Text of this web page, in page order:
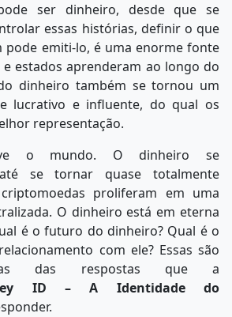
ser dinheiro, desde que se
essas histórias, definir o que
pode emiti-lo, é uma enorme fonte
estados aprenderam ao longo do
dinheiro também se tornou um
lucrativo e influente, do qual os
representação.
o mundo. O dinheiro se
até se tornar quase totalmente
proliferam em uma
O dinheiro está em eterna
é o futuro do dinheiro? Qual é o
com ele? Essas são
das respostas que a
ID – A Identidade do